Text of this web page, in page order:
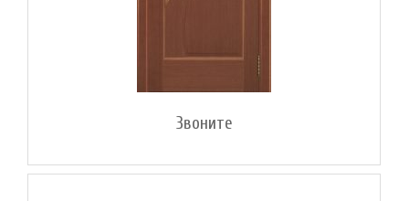
Звоните